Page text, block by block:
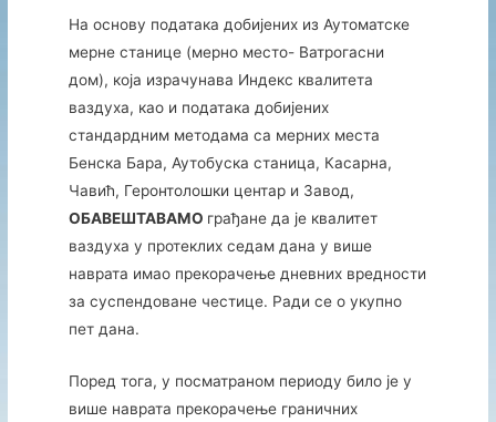
На основу података добијених из Аутоматске
мерне станице (мерно место- Ватрогасни
дом), која израчунава Индекс квалитета
ваздуха, као и података добијених
стандардним методама са мерних места
Бенска Бара, Аутобуска станица, Касарна,
Чавић, Геронтолошки центар и Завод,
ОБАВЕШТАВАМО грађане да је квалитет
ваздуха у протеклих седам дана у више
наврата имао прекорачење дневних вредности
за суспендоване честице. Ради се о укупно
пет дана.
Поред тога, у посматраном периоду било је у
више наврата прекорачење граничних